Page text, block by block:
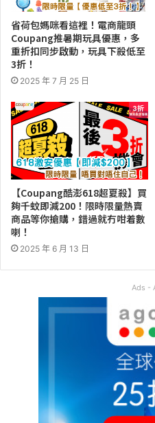
省荷包媽咪看這裡！電商龍頭
Coupang推暑期玩具優惠，多
重折扣同步啟動，玩具下殺低至
3折！
2025 年 7 月 25 日
【Coupang酷澎618超夏殺】買
夠千蚊即減200！限時限量熱賣
商品等你搶購，錯過就冇咁着數
喇！
2025 年 6 月 13 日
Ads -